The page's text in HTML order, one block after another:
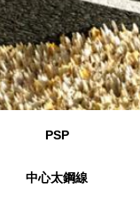
PSP
中心太鋼線